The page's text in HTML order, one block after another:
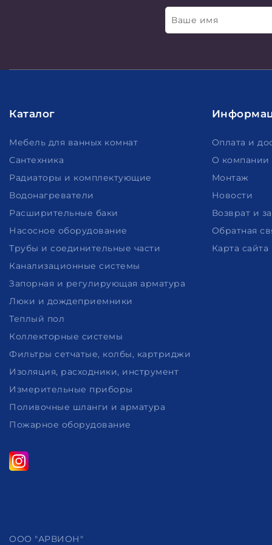
Ваше имя
Каталог
Мебель для ванных комнат
Сантехника
Радиаторы и комплектующие
Водонагреватели
Расширительные баки
Насосное оборудование
Трубы и соединительные части
Канализационные системы
Запорная и регулирующая арматура
Люки и дождеприемники
Теплый пол
Коллекторные системы
Фильтры сетчатые, колбы, картриджи
Изоляция, расходники, инструмент
Измерительные приборы
Поливочные шланги и арматура
Пожарное оборудование
Оплата и
О компании
Монтаж
Новости
Возврат и
Обратная
Карта сайта
ООО "АРВИОН"